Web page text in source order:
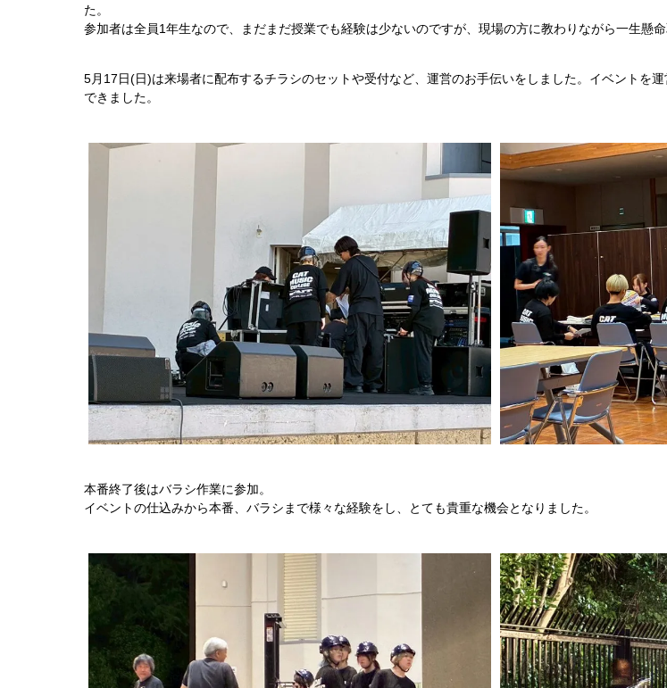
た。
参加者は全員1年生なので、まだまだ授業でも経験は少ないのですが、現場の方に教わりながら一生懸命
5月17日(日)は来場者に配布するチラシのセットや受付など、運営のお手伝いをしました。イベントを
できました。
本番終了後はバラシ作業に参加。
イベントの仕込みから本番、バラシまで様々な経験をし、とても貴重な機会となりました。